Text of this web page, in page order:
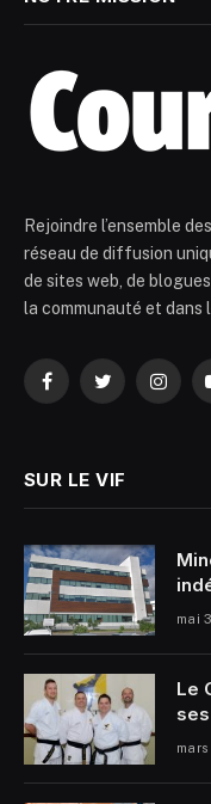
Rejoindre l’ensemble
réseau de diffusion
de sites web, de
la communauté et dans
FacebookTwitter
SUR LE VIF
mai
Le